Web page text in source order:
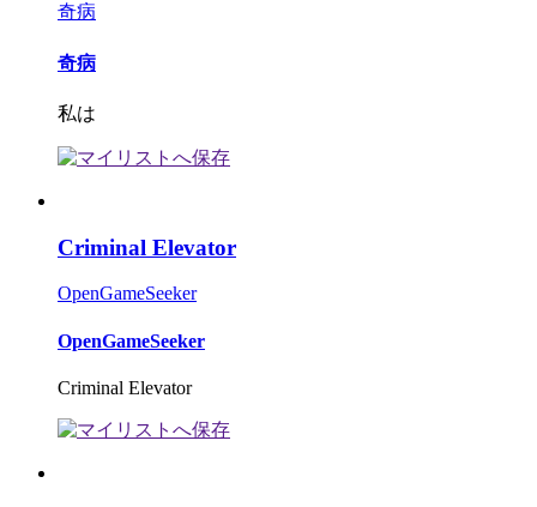
奇病
奇病
私は
Criminal Elevator
OpenGameSeeker
OpenGameSeeker
Criminal Elevator